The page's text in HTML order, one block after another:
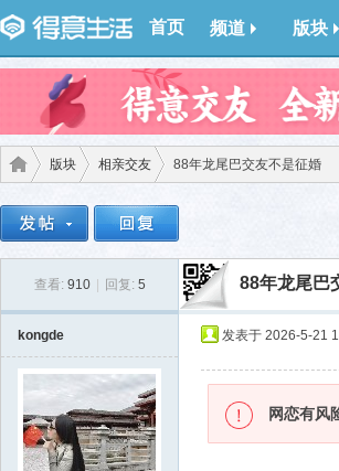
首页 频道 版块
得意 ›
版块
›
相亲交友
›
88年龙尾巴交友不是征婚
查看: 910 回复: 5 88年龙尾巴
kongde 发表于 2026-5-21
网恋有风